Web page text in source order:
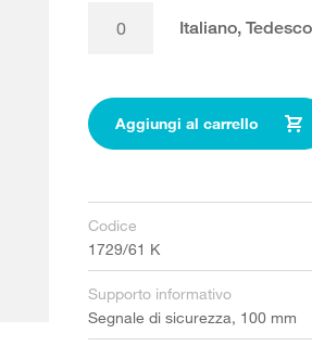
Italiano,
Aggiungi al carrello
Codice
1729/61 K
Supporto informativo
Segnale di sicurezza, 100 mm